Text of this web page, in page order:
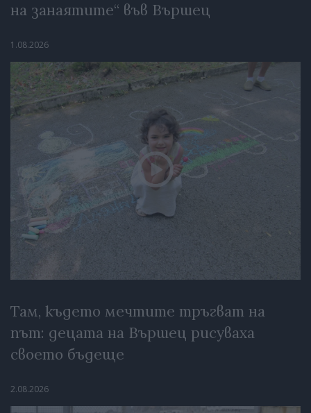
на занаятите“ във Вършец
1.08.2026
Там, където мечтите тръгват на
път: децата на Вършец рисуваха
своето бъдеще
2.08.2026